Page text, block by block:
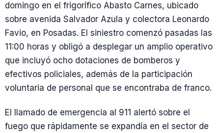
domingo en el frigorífico Abasto Carnes, ubicado
sobre avenida Salvador Azula y colectora Leonardo
Favio, en Posadas. El siniestro comenzó pasadas las
11:00 horas y obligó a desplegar un amplio operativo
que incluyó ocho dotaciones de bomberos y
efectivos policiales, además de la participación
voluntaria de personal que se encontraba de franco.
El llamado de emergencia al 911 alertó sobre el
fuego que rápidamente se expandía en el sector de